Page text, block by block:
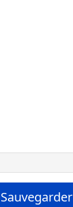
Sauvegarder